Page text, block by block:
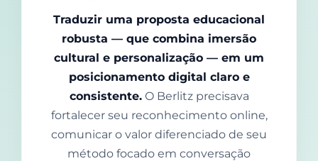
Traduzir uma proposta educacional
robusta — que combina imersão
cultural e personalização — em um
posicionamento digital claro e
consistente.O Berlitz precisava
fortalecer seu reconhecimento online,
comunicar o valor diferenciado de seu
método focado em conversação